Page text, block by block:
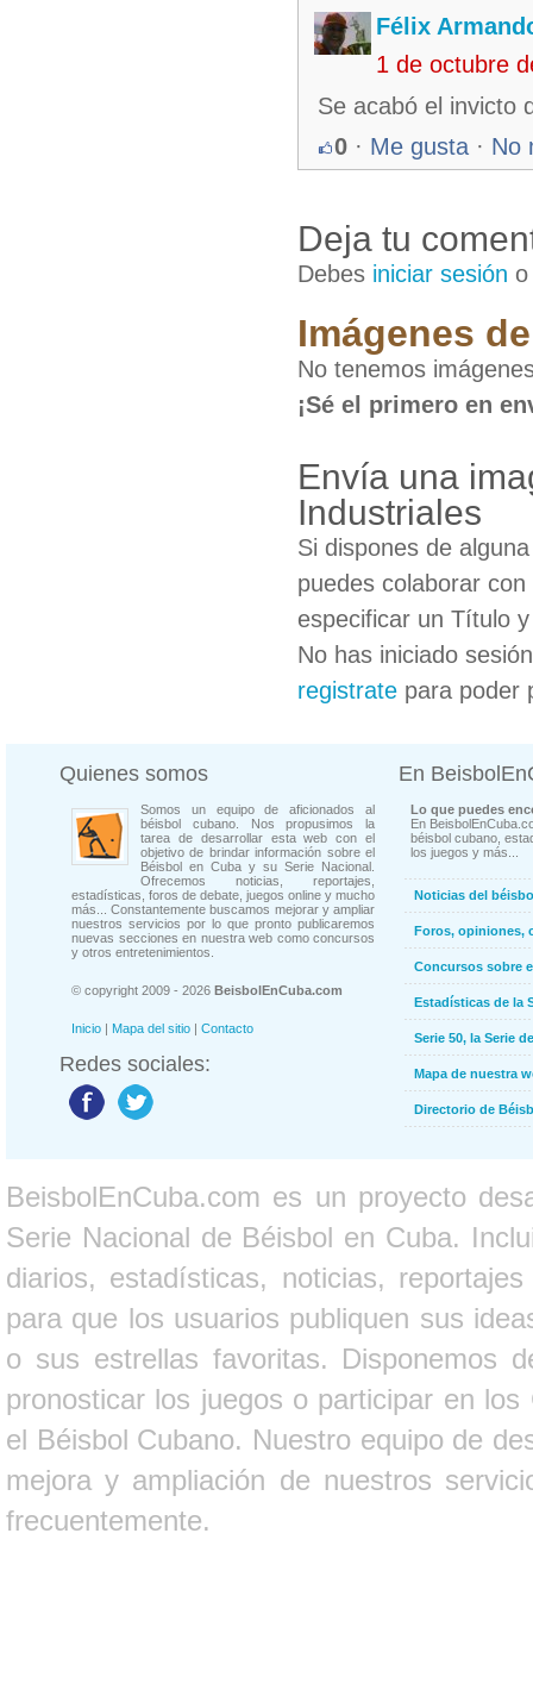
Félix
1 de octubre
Se acabó el invicto
0 · Me gusta · No
Deja tu
Debes iniciar sesión
Imágenes
No tenemos
¡Sé el primero en
Envía una
Industriales
Si dispones de
puedes colaborar
especificar un Título
No has iniciado
registrate para poder
Quienes somos
Somos un equipo de aficionados al
béisbol cubano. Nos propusimos la
tarea de desarrollar esta web con el
objetivo de brindar información sobre el
Béisbol en Cuba y su Serie Nacional.
Ofrecemos noticias, reportajes,
estadísticas, foros de debate, juegos online y mucho
más... Constantemente buscamos mejorar y ampliar
nuestros servicios por lo que pronto publicaremos
nuevas secciones en nuestra web como concursos
y otros entretenimientos.
© copyright 2009 - 2026 BeisbolEnCuba.com
Inicio | Mapa del sitio | Contacto
Redes sociales:
En
Lo que puedes
En
béisbol cubano,
los juegos y más...
Noticias del
Foros, opiniones,
Concursos sobre
Estadísticas de la
Serie 50, la Serie
Mapa de nuestra
Directorio de
BeisbolEnCuba.com es un proyecto
Serie Nacional de Béisbol en Cuba.
diarios, estadísticas, noticias,
para que los usuarios publiquen sus
o sus estrellas favoritas. Disponemos
pronosticar los juegos o participar en
el Béisbol Cubano. Nuestro equipo de
mejora y ampliación de nuestros
frecuentemente.